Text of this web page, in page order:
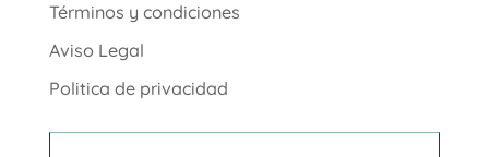
Términos y condiciones
Aviso Legal
Politica de privacidad